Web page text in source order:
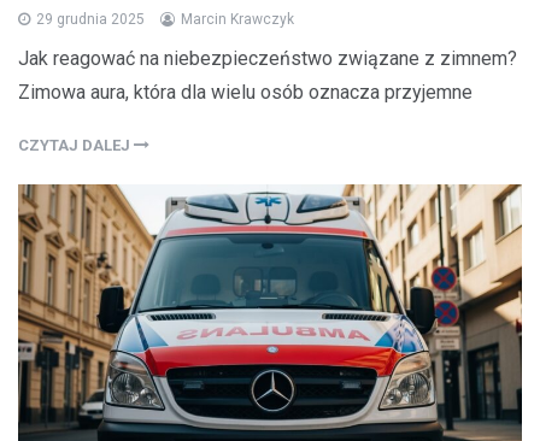
29 grudnia 2025 Marcin Krawczyk
Jak reagować na niebezpieczeństwo związane z zimnem?
Zimowa aura, która dla wielu osób oznacza przyjemne
CZYTAJ DALEJ